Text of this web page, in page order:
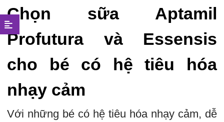
Chọn sữa Aptamil
Profutura và Essensis
cho bé có hệ tiêu hóa
nhạy cảm
Với những bé có hệ tiêu hóa nhạy cảm, dễ